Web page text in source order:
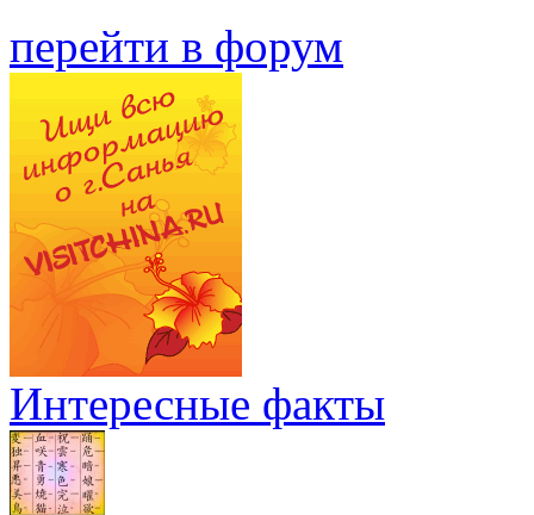
перейти в форум
Интересные факты